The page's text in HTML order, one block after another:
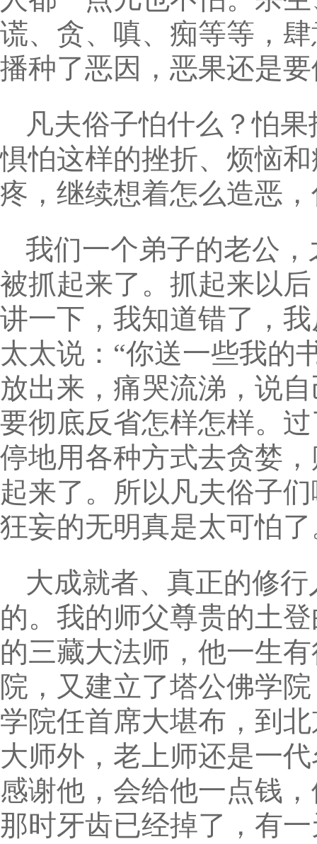
谎、贪、嗔、痴等等，
播种了恶因，恶果还是
凡夫俗子怕什么？怕
惧怕这样的挫折、烦恼
疼，继续想着怎么造恶
我们一个弟子的老公
被抓起来了。抓起来以
讲一下，我知道错了，
太太说：“你送一些我的
放出来，痛哭流涕，说
要彻底反省怎样怎样。
停地用各种方式去贪婪
起来了。所以凡夫俗子
狂妄的无明真是太可怕
大成就者、真正的修
的。我的师父尊贵的土
的三藏大法师，他一生
院，又建立了塔公佛学
学院任首席大堪布，到
大师外，老上师还是一
感谢他，会给他一点钱
那时牙齿已经掉了，有